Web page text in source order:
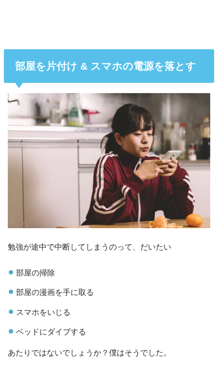
部屋を片付け & スマホの電源を落とす
勉強が途中で中断してしまうのって、だいたい
部屋の掃除
部屋の漫画を手に取る
スマホをいじる
ベッドにダイブする
あたりではないでしょうか？僕はそうでした。